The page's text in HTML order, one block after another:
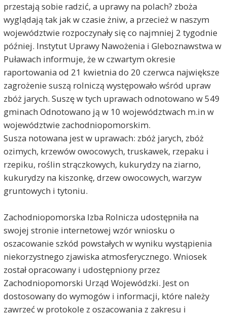
przestają sobie radzić, a uprawy na polach? zboża
wyglądają tak jak w czasie żniw, a przecież w naszym
województwie rozpoczynały się co najmniej 2 tygodnie
później. Instytut Uprawy Nawożenia i Gleboznawstwa w
Puławach informuje, że w czwartym okresie
raportowania od 21 kwietnia do 20 czerwca największe
zagrożenie suszą rolniczą występowało wśród upraw
zbóż jarych. Suszę w tych uprawach odnotowano w 549
gminach Odnotowano ją w 10 województwach m.in w
województwie zachodniopomorskim.
Susza notowana jest w uprawach: zbóż jarych, zbóż
ozimych, krzewów owocowych, truskawek, rzepaku i
rzepiku, roślin strączkowych, kukurydzy na ziarno,
kukurydzy na kiszonkę, drzew owocowych, warzyw
gruntowych i tytoniu.
Zachodniopomorska Izba Rolnicza udostępniła na
swojej stronie internetowej wzór wniosku o
oszacowanie szkód powstałych w wyniku wystąpienia
niekorzystnego zjawiska atmosferycznego. Wniosek
został opracowany i udostępniony przez
Zachodniopomorski Urząd Wojewódzki. Jest on
dostosowany do wymogów i informacji, które należy
zawrzeć w protokole z oszacowania z zakresu i